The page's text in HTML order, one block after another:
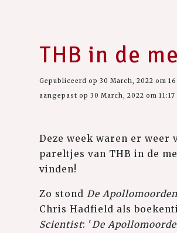
THB in de
Gepubliceerd op 30 March, 2022 om
aangepast op 30 March, 2022 om 11:17
Deze week waren er weer
pareltjes van THB in de
vinden!
Zo stond De Apollomoorden
Chris Hadfield als
Scientist: ' De